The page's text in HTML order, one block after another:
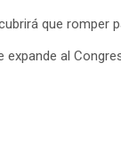
que romper
al